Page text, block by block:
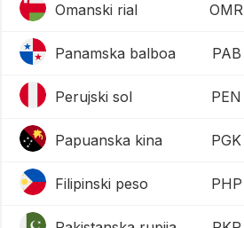
Omanski rial OMR
Panamska balboa PAB
Perujski sol PEN
Papuanska kina PGK
Filipinski peso PHP